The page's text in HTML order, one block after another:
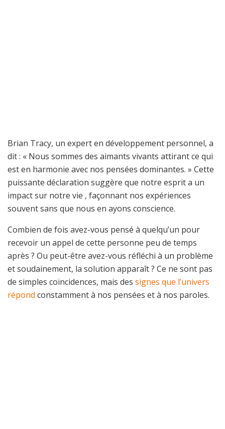
Brian Tracy, un expert en développement personnel, a
dit : « Nous sommes des aimants vivants attirant ce qui
est en harmonie avec nos pensées dominantes. » Cette
puissante déclaration suggère que notre esprit a un
impact sur notre vie , façonnant nos expériences
souvent sans que nous en ayons conscience.
Combien de fois avez-vous pensé à quelqu’un pour
recevoir un appel de cette personne peu de temps
après ? Ou peut-être avez-vous réfléchi à un problème
et soudainement, la solution apparaît ? Ce ne sont pas
de simples coïncidences, mais des signes que l’univers
répond constamment à nos pensées et à nos paroles.